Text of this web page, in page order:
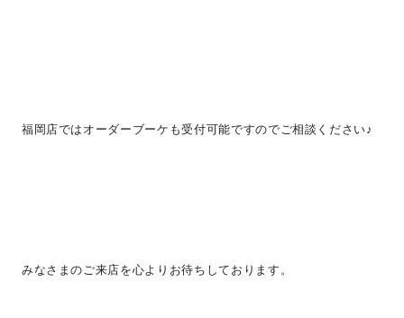
福岡店ではオーダーブーケも受付可能ですのでご相談ください♪
みなさまのご来店を心よりお待ちしております。